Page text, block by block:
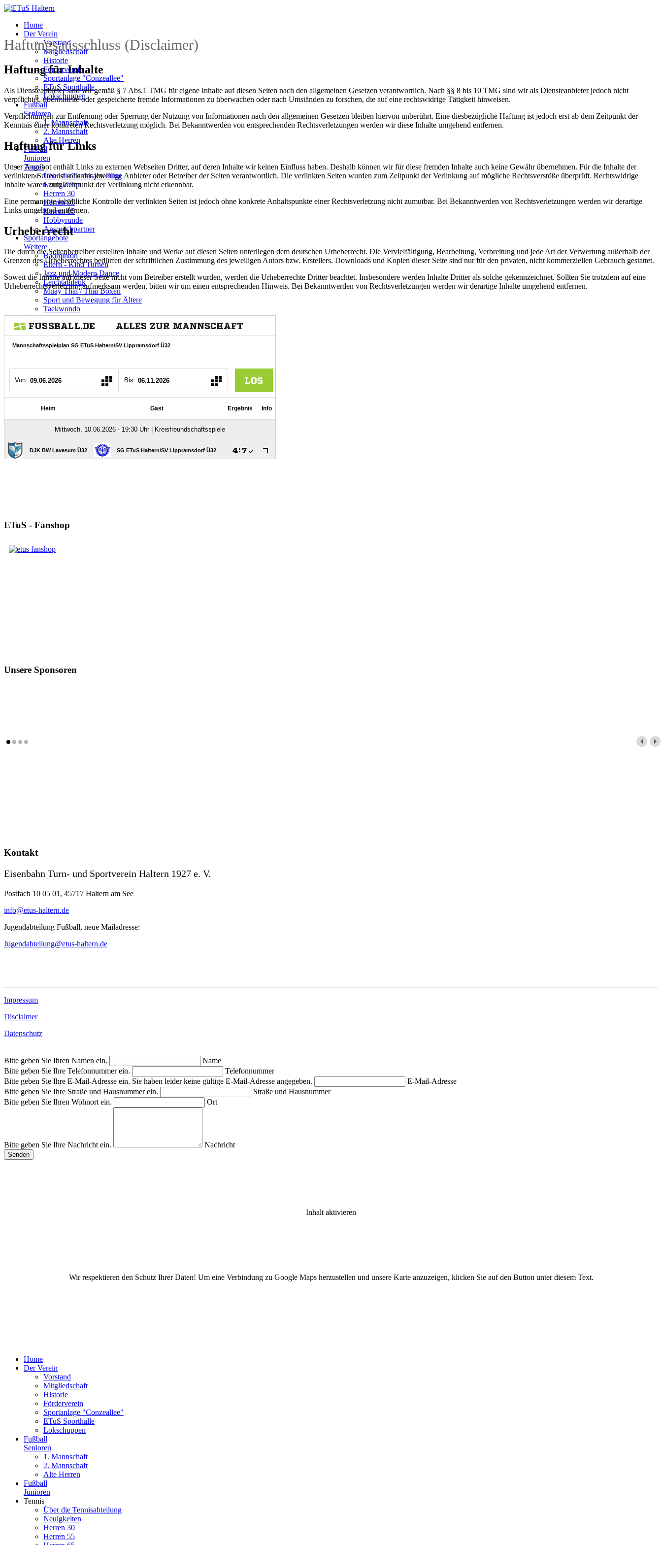
Home
Der Verein
Vorstand
Mitgliedschaft
Historie
Förderverein
Sportanlage "Conzeallee"
ETuS Sporthalle
Lokschuppen
Fußball
Senioren
1. Mannschaft
2. Mannschaft
Alte Herren
Fußball
Junioren
Tennis
Über die Tennisabteilung
Neuigkeiten
Herren 30
Herren 55
Herren 65
Hobbyrunde
Ansprechpartner
Sportangebote
Weitere
Badminton
Eltern - Kind Turnen
Jazz und Modern Dance
Leichtathletik
Muay Thai / Thai Boxen
Sport und Bewegung für Ältere
Taekwondo
Service
Downloads
Login
Kontakt
Haftungsausschluss (Disclaimer)
Haftung für Inhalte
Als Diensteanbieter sind wir gemäß § 7 Abs.1 TMG für eigene Inhalte auf diesen Seiten nach den allgemeinen Gesetzen verantwortlich. Nach §§ 8 bis 10 TMG sind wir als Diensteanbieter jedoch nicht
verpflichtet, übermittelte oder gespeicherte fremde Informationen zu überwachen oder nach Umständen zu forschen, die auf eine rechtswidrige Tätigkeit hinweisen.
Verpflichtungen zur Entfernung oder Sperrung der Nutzung von Informationen nach den allgemeinen Gesetzen bleiben hiervon unberührt. Eine diesbezügliche Haftung ist jedoch erst ab dem Zeitpunkt der
Kenntnis einer konkreten Rechtsverletzung möglich. Bei Bekanntwerden von entsprechenden Rechtsverletzungen werden wir diese Inhalte umgehend entfernen.
Haftung für Links
Unser Angebot enthält Links zu externen Webseiten Dritter, auf deren Inhalte wir keinen Einfluss haben. Deshalb können wir für diese fremden Inhalte auch keine Gewähr übernehmen. Für die Inhalte der
verlinkten Seiten ist stets der jeweilige Anbieter oder Betreiber der Seiten verantwortlich. Die verlinkten Seiten wurden zum Zeitpunkt der Verlinkung auf mögliche Rechtsverstöße überprüft. Rechtswidrige
Inhalte waren zum Zeitpunkt der Verlinkung nicht erkennbar.
Eine permanente inhaltliche Kontrolle der verlinkten Seiten ist jedoch ohne konkrete Anhaltspunkte einer Rechtsverletzung nicht zumutbar. Bei Bekanntwerden von Rechtsverletzungen werden wir derartige
Links umgehend entfernen.
Urheberrecht
Die durch die Seitenbetreiber erstellten Inhalte und Werke auf diesen Seiten unterliegen dem deutschen Urheberrecht. Die Vervielfältigung, Bearbeitung, Verbreitung und jede Art der Verwertung außerhalb der
Grenzen des Urheberrechtes bedürfen der schriftlichen Zustimmung des jeweiligen Autors bzw. Erstellers. Downloads und Kopien dieser Seite sind nur für den privaten, nicht kommerziellen Gebrauch gestattet.
Soweit die Inhalte auf dieser Seite nicht vom Betreiber erstellt wurden, werden die Urheberrechte Dritter beachtet. Insbesondere werden Inhalte Dritter als solche gekennzeichnet. Sollten Sie trotzdem auf eine
Urheberrechtsverletzung aufmerksam werden, bitten wir um einen entsprechenden Hinweis. Bei Bekanntwerden von Rechtsverletzungen werden wir derartige Inhalte umgehend entfernen.
ETuS - Fanshop
Unsere Sponsoren
Kontakt
Eisenbahn Turn- und Sportverein Haltern 1927 e. V.
Postfach 10 05 01, 45717 Haltern am See
info@etus-haltern.de
Jugendabteilung Fußball, neue Mailadresse:
Jugendabteilung@etus-haltern.de
Impressum
Disclaimer
Datenschutz
Bitte geben Sie Ihren Namen ein.
Name
Bitte geben Sie Ihre Telefonnummer ein.
Telefonnummer
Bitte geben Sie Ihre E-Mail-Adresse ein. Sie haben leider keine gültige E-Mail-Adresse angegeben.
E-Mail-Adresse
Bitte geben Sie Ihre Straße und Hausnummer ein.
Straße und Hausnummer
Bitte geben Sie Ihren Wohnort ein.
Ort
Bitte geben Sie Ihre Nachricht ein. Nachricht
Wir respektieren den Schutz Ihrer Daten! Um eine Verbindung zu Google Maps herzustellen und unsere Karte anzuzeigen, klicken Sie auf den Button unter diesem Text.
Inhalt aktivieren
Home
Der Verein
Vorstand
Mitgliedschaft
Historie
Förderverein
Sportanlage "Conzeallee"
ETuS Sporthalle
Lokschuppen
Fußball
Senioren
1. Mannschaft
2. Mannschaft
Alte Herren
Fußball
Junioren
Tennis
Über die Tennisabteilung
Neuigkeiten
Herren 30
Herren 55